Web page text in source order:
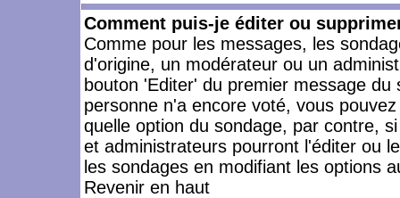
Comment puis-je éditer ou
Comme pour les messages, les
d'origine, un modérateur ou un
bouton 'Editer' du premier message
personne n'a encore voté, vous
quelle option du sondage, par contre,
et administrateurs pourront l'éditer ou
les sondages en modifiant les options
Revenir en haut